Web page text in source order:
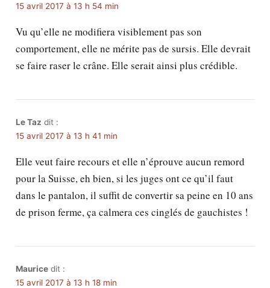
15 avril 2017 à 13 h 54 min
Vu qu’elle ne modifiera visiblement pas son
comportement, elle ne mérite pas de sursis. Elle devrait
se faire raser le crâne. Elle serait ainsi plus crédible.
Le Taz dit :
15 avril 2017 à 13 h 41 min
Elle veut faire recours et elle n’éprouve aucun remord
pour la Suisse, eh bien, si les juges ont ce qu’il faut
dans le pantalon, il suffit de convertir sa peine en 10 ans
de prison ferme, ça calmera ces cinglés de gauchistes !
Maurice dit :
15 avril 2017 à 13 h 18 min